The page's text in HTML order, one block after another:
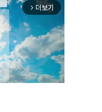
arrow_forward_ios 더보기